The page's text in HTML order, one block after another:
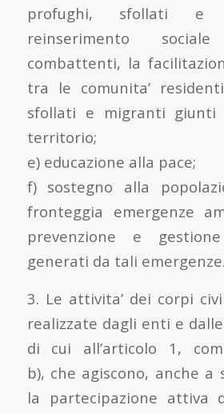
profughi, sfollati e
reinserimento
combattenti, la
tra le comunita’
sfollati e migranti giunti
territorio;
e) educazione alla pace;
f) sostegno alla
fronteggia emergenze
prevenzione e
generati da tali emergenze.
3. Le attivita’ dei corpi
realizzate dagli enti e
di cui all’articolo 1,
b), che agiscono, anche a
la partecipazione attiva